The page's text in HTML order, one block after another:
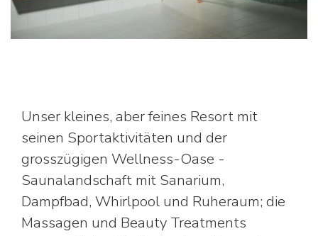
Unser kleines, aber feines Resort mit
seinen Sportaktivitäten und der
grosszügigen Wellness-Oase -
Saunalandschaft mit Sanarium,
Dampfbad, Whirlpool und Ruheraum; die
Massagen und Beauty Treatments